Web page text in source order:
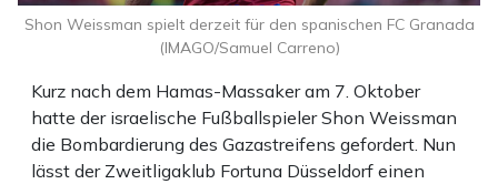
Kurz nach dem Hamas-Massaker am 7. Oktober
hatte der israelische Fußballspieler Shon Weissman
die Bombardierung des Gazastreifens gefordert. Nun
lässt der Zweitligaklub Fortuna Düsseldorf einen
Shon Weissman spielt derzeit für den spanischen FC Granada
(IMAGO/Samuel Carreno)